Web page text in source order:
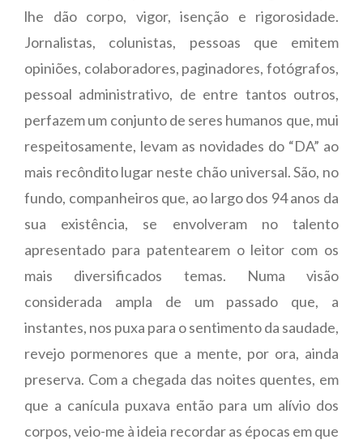
lhe dão corpo, vigor, isenção e rigorosidade.
Jornalistas, colunistas, pessoas que emitem
opiniões, colaboradores, paginadores, fotógrafos,
pessoal administrativo, de entre tantos outros,
perfazem um conjunto de seres humanos que, mui
respeitosamente, levam as novidades do “DA” ao
mais recôndito lugar neste chão universal. São, no
fundo, companheiros que, ao largo dos 94 anos da
sua existência, se envolveram no talento
apresentado para patentearem o leitor com os
mais diversificados temas. Numa visão
considerada ampla de um passado que, a
instantes, nos puxa para o sentimento da saudade,
revejo pormenores que a mente, por ora, ainda
preserva. Com a chegada das noites quentes, em
que a canícula puxava então para um alívio dos
corpos, veio-me à ideia recordar as épocas em que